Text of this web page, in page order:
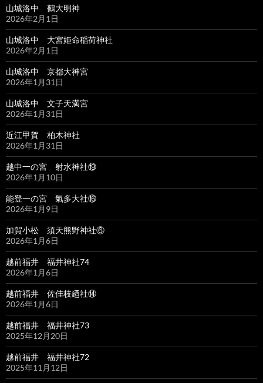
山城洛中 鵺大明神
2026年2月1日
山城洛中 大宮姫命稲荷神社
2026年2月1日
山城洛中 京都大神宮
2026年1月31日
山城洛中 文子天満宮
2026年1月31日
近江甲賀 柏木神社
2026年1月31日
越中一の宮 射水神社⑲
2026年1月10日
能登一の宮 氣多大社⑯
2026年1月9日
加賀小松 須天熊野神社⑥
2026年1月6日
越前福井 福井神社74
2026年1月6日
越前福井 佐佳枝廼社⑭
2026年1月6日
越前福井 福井神社73
2025年12月20日
越前福井 福井神社72
2025年11月12日